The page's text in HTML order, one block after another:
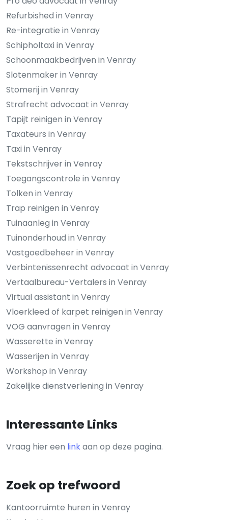
Refurbished in Venray
Re-integratie in Venray
Schipholtaxi in Venray
Schoonmaakbedrijven in Venray
Slotenmaker in Venray
Stomerij in Venray
Strafrecht advocaat in Venray
Tapijt reinigen in Venray
Taxateurs in Venray
Taxi in Venray
Tekstschrijver in Venray
Toegangscontrole in Venray
Tolken in Venray
Trap reinigen in Venray
Tuinaanleg in Venray
Tuinonderhoud in Venray
Vastgoedbeheer in Venray
Verbintenissenrecht advocaat in Venray
Vertaalbureau-Vertalers in Venray
Virtual assistant in Venray
Vloerkleed of karpet reinigen in Venray
VOG aanvragen in Venray
Wasserette in Venray
Wasserijen in Venray
Workshop in Venray
Zakelijke dienstverlening in Venray
Interessante Links
Vraag hier een linkaan op deze pagina.
Zoek op trefwoord
Kantoorruimte huren in Venray